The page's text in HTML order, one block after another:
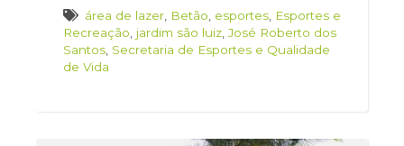
área de lazer Betão esportes Esportes e
Recreação jardim são luiz ,José Roberto dos
Santos Secretaria de Esportes e Qualidade
de Vida